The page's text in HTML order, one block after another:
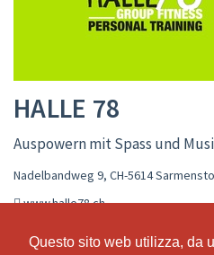
Questo sito web utilizza, da
Questo sito web utilizza, da
HALLE 78
Auspowern mit Spass und
Nadelbandweg 9, CH-5614
www.halle78.ch